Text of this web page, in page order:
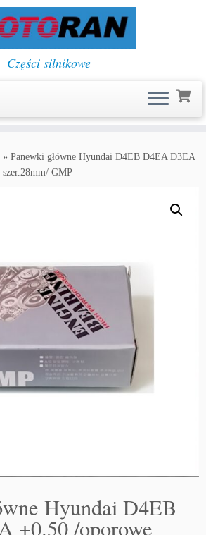
Części silnikowe
» Panewki główne Hyundai D4EB D4EA D3EA
GMP
Hyundai D4EB
+0.50 /oporowe